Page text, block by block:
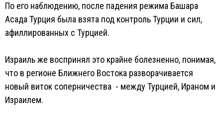
По его наблюдению, после падения режима Башара
Асада Турция была взята под контроль Турции и сил,
афиллированных с Турцией.
Израиль же воспринял это крайне болезненно, понимая,
что в регионе Ближнего Востока разворачивается
новый виток соперничества - между Турцией, Ираном и
Израилем.